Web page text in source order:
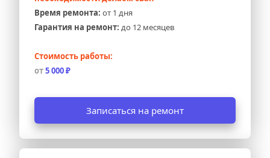
Время ремонта: от 1 дня
Гарантия на ремонт: до 12 месяцев
Стоимость работы:
от 5 000 ₽
Записаться на ремонт